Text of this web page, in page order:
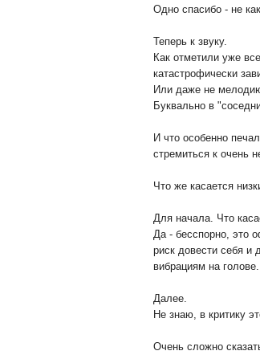
Одно спасибо - не
Теперь к звуку.
Как отметили уже
катастрофически
Или даже не
Буквально в
И что особенно
стремиться к очень
Что же касается
Для начала. Что
Да - бесспорно, это
риск довести себя и
вибрациям на голове.
Далее.
Не знаю, в критику
Очень сложно